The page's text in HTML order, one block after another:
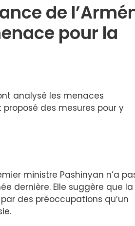
de
pour la
analysé les menaces
des mesures pour y
ministre Pashinyan n’a
dernière. Elle suggère que la
des préoccupations qu’un